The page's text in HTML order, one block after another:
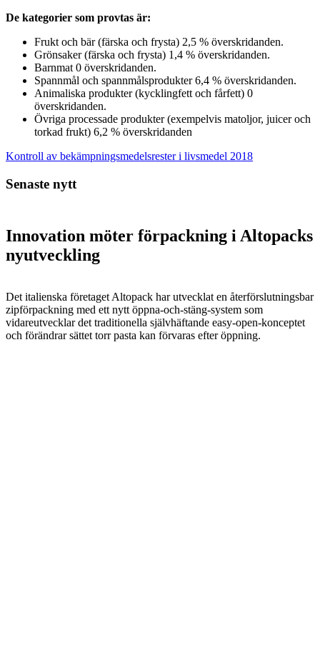
De kategorier som provtas är:
Frukt och bär (färska och frysta) 2,5 % överskridanden.
Grönsaker (färska och frysta) 1,4 % överskridanden.
Barnmat 0 överskridanden.
Spannmål och spannmålsprodukter 6,4 % överskridanden.
Animaliska produkter (kycklingfett och fårfett) 0
överskridanden.
Övriga processade produkter (exempelvis matoljor, juicer och
torkad frukt) 6,2 % överskridanden
Kontroll av bekämpningsmedelsrester i livsmedel 2018
Senaste nytt
Innovation möter förpackning i Altopacks
nyutveckling
Det italienska företaget Altopack har utvecklat en återförslutningsbar
zipförpackning med ett nytt öppna-och-stäng-system som
vidareutvecklar det traditionella självhäftande easy-open-konceptet
och förändrar sättet torr pasta kan förvaras efter öppning.